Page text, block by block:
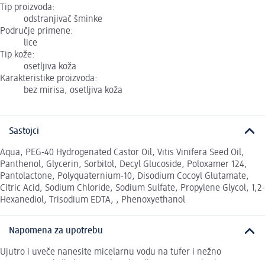
Tip proizvoda:
odstranjivač šminke
Područje primene:
lice
Tip kože:
osetljiva koža
Karakteristike proizvoda:
bez mirisa, osetljiva koža
Sastojci
Aqua, PEG-40 Hydrogenated Castor Oil, Vitis Vinifera Seed Oil,
Panthenol, Glycerin, Sorbitol, Decyl Glucoside, Poloxamer 124,
Pantolactone, Polyquaternium-10, Disodium Cocoyl Glutamate,
Citric Acid, Sodium Chloride, Sodium Sulfate, Propylene Glycol, 1,2-
Hexanediol, Trisodium EDTA, , Phenoxyethanol
Napomena za upotrebu
Ujutro i uveče nanesite micelarnu vodu na tufer i nežno